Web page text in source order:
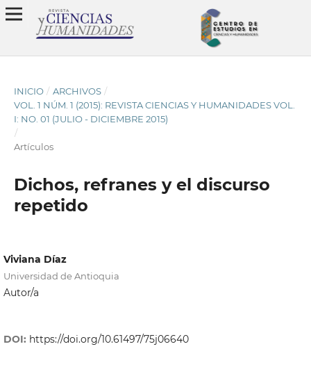
INICIO / ARCHIVOS /
VOL. 1 NÚM. 1 (2015): REVISTA CIENCIAS Y HUMANIDADES VOL.
I: NO. 01 (JULIO - DICIEMBRE 2015)
/
Artículos
Dichos, refranes y el discurso
repetido
Viviana Díaz
Universidad de Antioquia
Autor/a
DOI: https://doi.org/10.61497/75j06640